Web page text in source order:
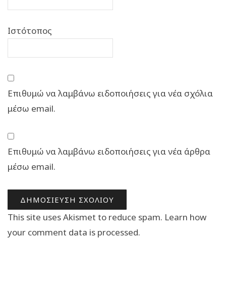
Ιστότοπος
Επιθυμώ να λαμβάνω ειδοποιήσεις για νέα σχόλια
μέσω email.
Επιθυμώ να λαμβάνω ειδοποιήσεις για νέα άρθρα
μέσω email.
This site uses Akismet to reduce spam. Learn how
your comment data is processed.